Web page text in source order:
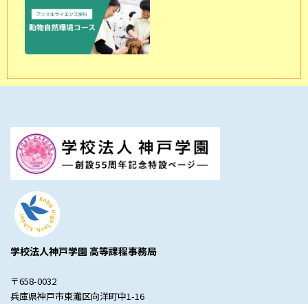
学校法人神戸学園 高等課程事務局
〒658-0032
兵庫県神戸市東灘区向洋町中1-16